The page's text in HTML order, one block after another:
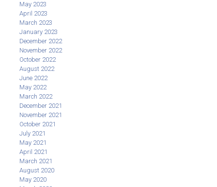
May 2023
April 2023
March 2023
January 2023
December 2022
November 2022
October 2022
August 2022
June 2022
May 2022
March 2022
December 2021
November 2021
October 2021
July 2021
May 2021
April 2021
March 2021
August 2020
May 2020